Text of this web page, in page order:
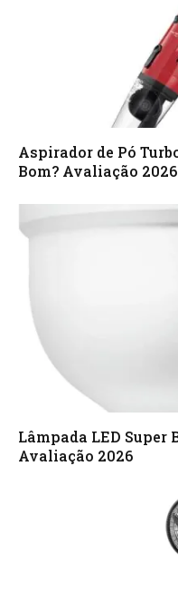
Aspirador de Pó
Bom? Avaliação 2026
Lâmpada LED Super
Avaliação 2026